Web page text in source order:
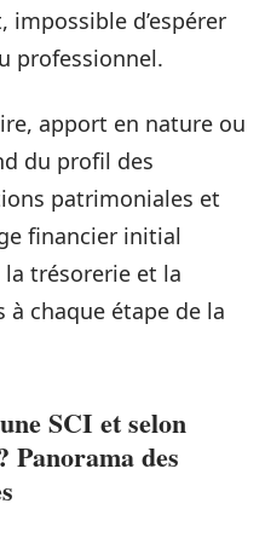
d’espérer
professionnel.
apport en nature ou
du profil des
patrimoniales et
financier initial
trésorerie et la
à chaque étape de la
SCI et selon
Panorama des